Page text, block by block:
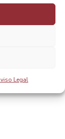
Legal
Getxo nazioarteko skate onenaren egoitza